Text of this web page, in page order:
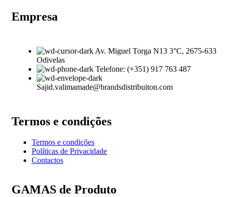
Empresa
Av. Miguel Torga N13 3°C, 2675-633
Odivelas
Telefone: (+351) 917 763 487
Sajid.valimamade@brandsdistribuiton.com
Termos e condições
Termos e condições
Políticas de Privacidade
Contactos
GAMAS de Produto